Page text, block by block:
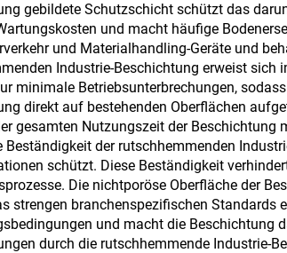
gebildete Schutzschicht schützt das
und macht häufige
und Materialhandling-Geräte und
Industrie-Beschichtung erweist
minimale Betriebsunterbrechungen,
direkt auf bestehenden Oberflächen
gesamten Nutzungszeit der
Beständigkeit der rutschhemmenden
schützt. Diese Beständigkeit
Die nichtporöse Oberfläche der
strengen branchenspezifischen
und macht die Beschichtung
durch die rutschhemmende Industrie-